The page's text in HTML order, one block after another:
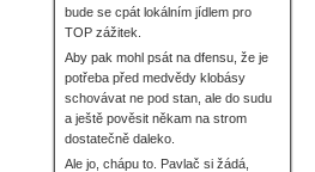
bude se cpát lokálním jídlem pro
TOP zážitek.
Aby pak mohl psát na dfensu, že je
potřeba před medvědy klobásy
schovávat ne pod stan, ale do sudu
a ještě pověsit někam na strom
dostatečně daleko.
Ale jo, chápu to. Pavlač si žádá,